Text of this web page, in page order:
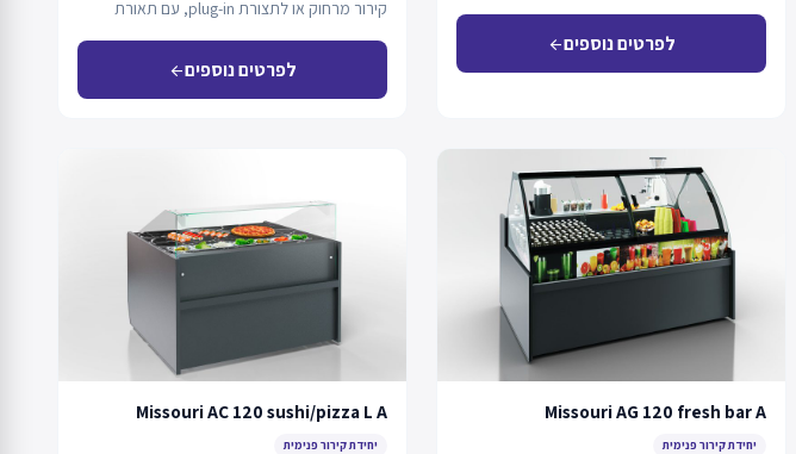
לפרטים נוספיםarrow_back
קירור מרחוק או לתצורת plug-in, עם תאורת
לפרטים נוספיםarrow_back
Missouri AG 120 fresh bar A
יחידת קירור פנימית
Missouri AC 120 sushi/pizza L A
יחידת קירור פנימית